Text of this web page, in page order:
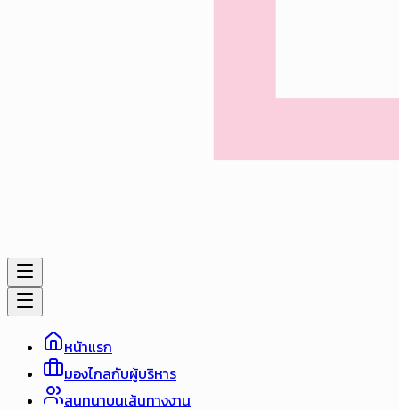
หน้าแรก
มองไกลกับผู้บริหาร
สนทนาบนเส้นทางงาน